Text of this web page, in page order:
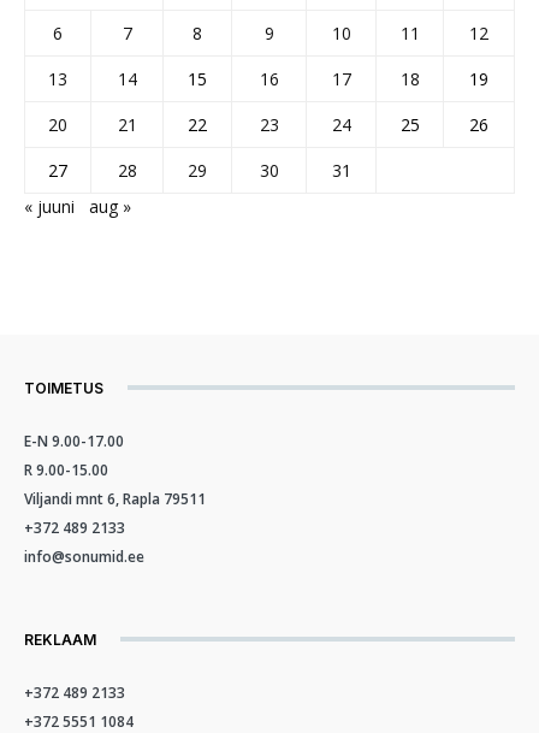
6
7 8 9 10 11
12
13
14 15 16 17 18
19
20
21 22 23 24 25
26
27
28 29 30
31
« juuni
aug »
TOIMETUS
E-N 9.00-17.00
R 9.00-15.00
Viljandi mnt 6, Rapla 79511
+372 489 2133
info@sonumid.ee
REKLAAM
+372 489 2133
+372 5551 1084